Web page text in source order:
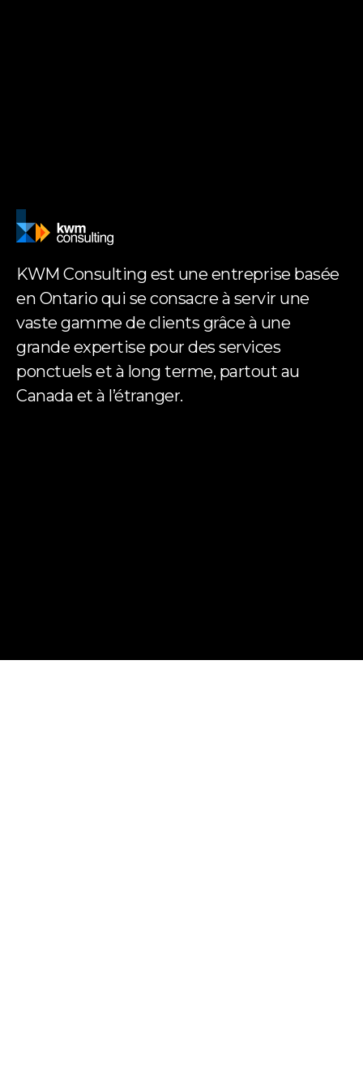
KWM Consulting est une entreprise basée
en Ontario qui se consacre à servir une
vaste gamme de clients grâce à une
grande expertise pour des services
ponctuels et à long terme, partout au
Canada et à l’étranger.